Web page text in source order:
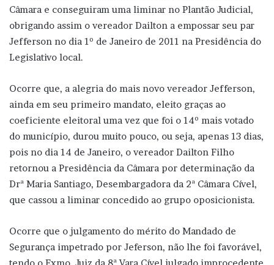
Câmara e conseguiram uma liminar no Plantão Judicial,
obrigando assim o vereador Dailton a empossar seu par
Jefferson no dia 1º de Janeiro de 2011 na Presidência do
Legislativo local.
Ocorre que, a alegria do mais novo vereador Jefferson,
ainda em seu primeiro mandato, eleito graças ao
coeficiente eleitoral uma vez que foi o 14º mais votado
do município, durou muito pouco, ou seja, apenas 13 dias,
pois no dia 14 de Janeiro, o vereador Dailton Filho
retornou a Presidência da Câmara por determinação da
Drª Maria Santiago, Desembargadora da 2ª Câmara Cível,
que cassou a liminar concedido ao grupo oposicionista.
Ocorre que o julgamento do mérito do Mandado de
Segurança impetrado por Jeferson, não lhe foi favorável,